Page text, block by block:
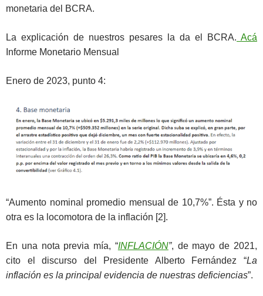
monetaria del BCRA.
La explicación de nuestros pesares la da el BCRA. Acá
Informe Monetario Mensual
Enero de 2023, punto 4:
“Aumento nominal promedio mensual de 10,7%”. Ésta y no
otra es la locomotora de la inflación [2].
En una nota previa mía, “INFLACIÓN”, de mayo de 2021,
cito el discurso del Presidente Alberto Fernández “La
inflación es la principal evidencia de nuestras deficiencias”.